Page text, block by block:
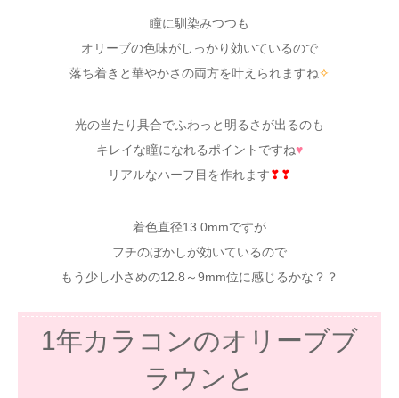
瞳に馴染みつつも
オリーブの色味がしっかり効いているので
落ち着きと華やかさの両方を叶えられますね✧
光の当たり具合でふわっと明るさが出るのも
キレイな瞳になれるポイントですね♥
リアルなハーフ目を作れます❣❣
着色直径13.0mmですが
フチのぼかしが効いているので
もう少し小さめの12.8～9mm位に感じるかな？？
1年カラコンのオリーブブ
ラウンと